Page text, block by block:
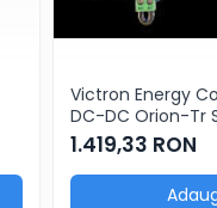
Victron Energy
DC-DC Orion-Tr
12/12-30 (360W)
1.419,33 RON